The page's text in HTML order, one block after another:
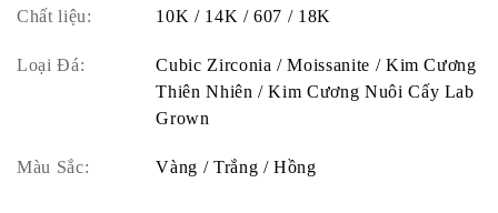
Chất liệu: 10K / 14K / 607 / 18K
Loại Đá:
Cubic Zirconia / Moissanite / Kim Cương
Thiên Nhiên / Kim Cương Nuôi Cấy Lab
Grown
Màu Sắc: Vàng / Trắng / Hồng